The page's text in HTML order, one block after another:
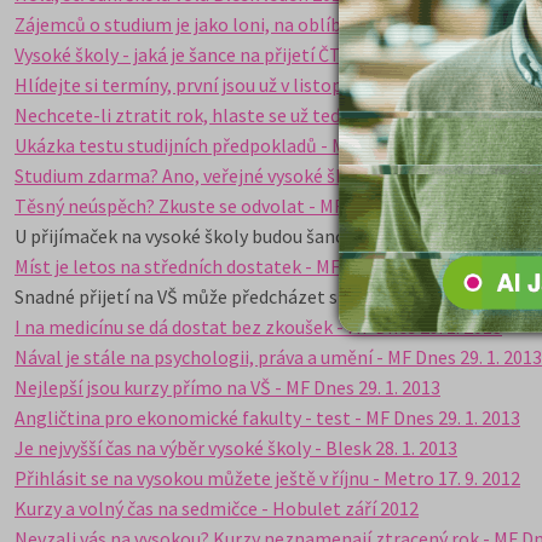
Zájemců o studium je jako loni, na oblíbené obory bude zase
Vysoké školy - jaká je šance na přijetí ČT24 Studio 6 víkend 11. 1.
Hlídejte si termíny, první jsou už v listopadu MF Dnes 12. 11. 2013
Nechcete-li ztratit rok, hlaste se už teď do přípravných kurzů k
Ukázka testu studijních předpokladů - MF Dnes 11. 6. 2013
Studium zdarma? Ano, veřejné vysoké školy ještě mají místo -
Těsný neúspěch? Zkuste se odvolat - MF Dnes 11. 6. 2013idnes.cz
U přijímaček na vysoké školy budou šance vysoké -Novinky.cz
Míst je letos na středních dostatek - MF Dnes 5. 2. 2013
Snadné přijetí na VŠ může předcházet snadnému vyhazovu -
I na medicínu se dá dostat bez zkoušek - MF Dnes 29. 1. 2013
Nával je stále na psychologii, práva a umění - MF Dnes 29. 1. 2013
Nejlepší jsou kurzy přímo na VŠ - MF Dnes 29. 1. 2013
Angličtina pro ekonomické fakulty - test - MF Dnes 29. 1. 2013
Je nejvyšší čas na výběr vysoké školy - Blesk 28. 1. 2013
Přihlásit se na vysokou můžete ještě v říjnu - Metro 17. 9. 2012
Kurzy a volný čas na sedmičce - Hobulet září 2012